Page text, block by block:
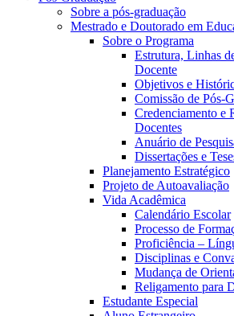
Sobre a pós-graduação
Mestrado e Doutorado em
Sobre o Programa
Estrutura, Linhas
Docente
Objetivos e
Comissão de Pós-
Credenciamento e
Docentes
Anuário de
Dissertações e
Planejamento Estratégico
Projeto de Autoavaliação
Vida Acadêmica
Calendário Escolar
Processo de
Proficiência –
Disciplinas e
Mudança de
Religamento para
Estudante Especial